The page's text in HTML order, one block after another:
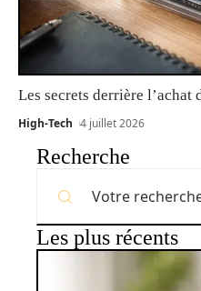
Les secrets derrière l’achat
High-Tech 4 juillet 2026
Recherche
Les plus récents